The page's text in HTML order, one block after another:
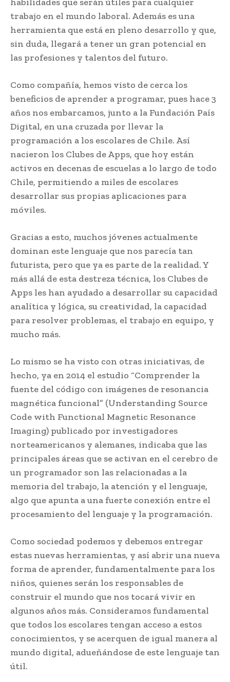
trabajo en el mundo laboral. Además es una
herramienta que está en pleno desarrollo y que,
sin duda, llegará a tener un gran potencial en
las profesiones y talentos del futuro.
Como compañía, hemos visto de cerca los
beneficios de aprender a programar, pues hace 3
años nos embarcamos, junto a la Fundación País
Digital, en una cruzada por llevar la
programación a los escolares de Chile. Así
nacieron los Clubes de Apps, que hoy están
activos en decenas de escuelas a lo largo de todo
Chile, permitiendo a miles de escolares
desarrollar sus propias aplicaciones para
móviles.
Gracias a esto, muchos jóvenes actualmente
dominan este lenguaje que nos parecía tan
futurista, pero que ya es parte de la realidad. Y
más allá de esta destreza técnica, los Clubes de
Apps les han ayudado a desarrollar su capacidad
analítica y lógica, su creatividad, la capacidad
para resolver problemas, el trabajo en equipo, y
mucho más.
Lo mismo se ha visto con otras iniciativas, de
hecho, ya en 2014 el estudio “Comprender la
fuente del código con imágenes de resonancia
magnética funcional” (Understanding Source
Code with Functional Magnetic Resonance
Imaging) publicado por investigadores
norteamericanos y alemanes, indicaba que las
principales áreas que se activan en el cerebro de
un programador son las relacionadas a la
memoria del trabajo, la atención y el lenguaje,
algo que apunta a una fuerte conexión entre el
procesamiento del lenguaje y la programación.
Como sociedad podemos y debemos entregar
estas nuevas herramientas, y así abrir una nueva
forma de aprender, fundamentalmente para los
niños, quienes serán los responsables de
construir el mundo que nos tocará vivir en
algunos años más. Consideramos fundamental
que todos los escolares tengan acceso a estos
conocimientos, y se acerquen de igual manera al
mundo digital, adueñándose de este lenguaje tan
útil.